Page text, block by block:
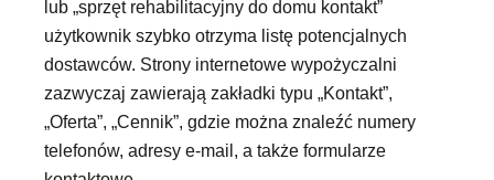
lub „sprzęt rehabilitacyjny do domu kontakt”
użytkownik szybko otrzyma listę potencjalnych
dostawców. Strony internetowe wypożyczalni
zazwyczaj zawierają zakładki typu „Kontakt”,
„Oferta”, „Cennik”, gdzie można znaleźć numery
telefonów, adresy e-mail, a także formularze